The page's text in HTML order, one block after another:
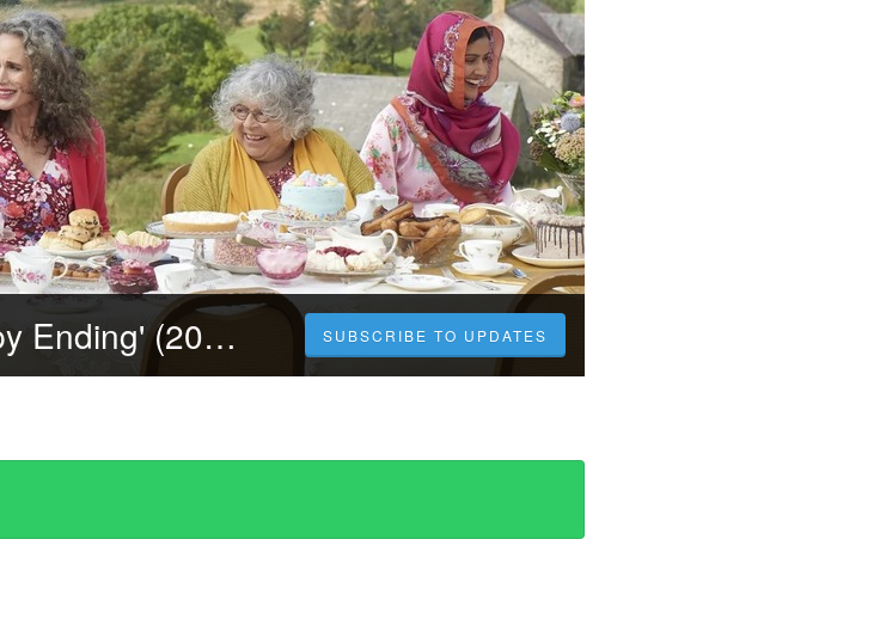
[CUEVANA.3] Ver 'My Happy Ending' (2023) Película Completa en Español y Latino SUBSCRIBE TO UPDATES